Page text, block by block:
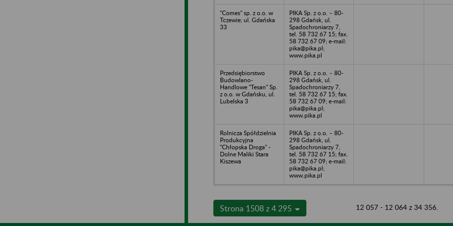
"Comes" sp. z o.o. w
Tczewie; ul. Gdańska
33
PIKA Sp. z o.o. – 80-
298 Gdańsk, ul.
Spadochroniarzy 7,
tel. 58 732 67 15; fax.
58 732 67 09; e-mail:
pika@pika.pl;
www.pika.pl
Przedsiębiorstwo
Budowlano-
Handlowe "Tesan" Sp.
z o.o. w Gdańsku, ul.
Lubelska 3
PIKA Sp. z o.o. – 80-
298 Gdańsk, ul.
Spadochroniarzy 7,
tel. 58 732 67 15; fax.
58 732 67 09; e-mail:
pika@pika.pl;
www.pika.pl
Rolnicza Spółdzielnia
Produkcyjna
"Chłopska Droga" -
Dolne Maliki Stara
Kiszewa
PIKA Sp. z o.o. – 80-
298 Gdańsk, ul.
Spadochroniarzy 7,
tel. 58 732 67 15; fax.
58 732 67 09; e-mail:
pika@pika.pl;
www.pika.pl
Strona 1508 z 4 295 12 057 - 12 064 z 34 356.